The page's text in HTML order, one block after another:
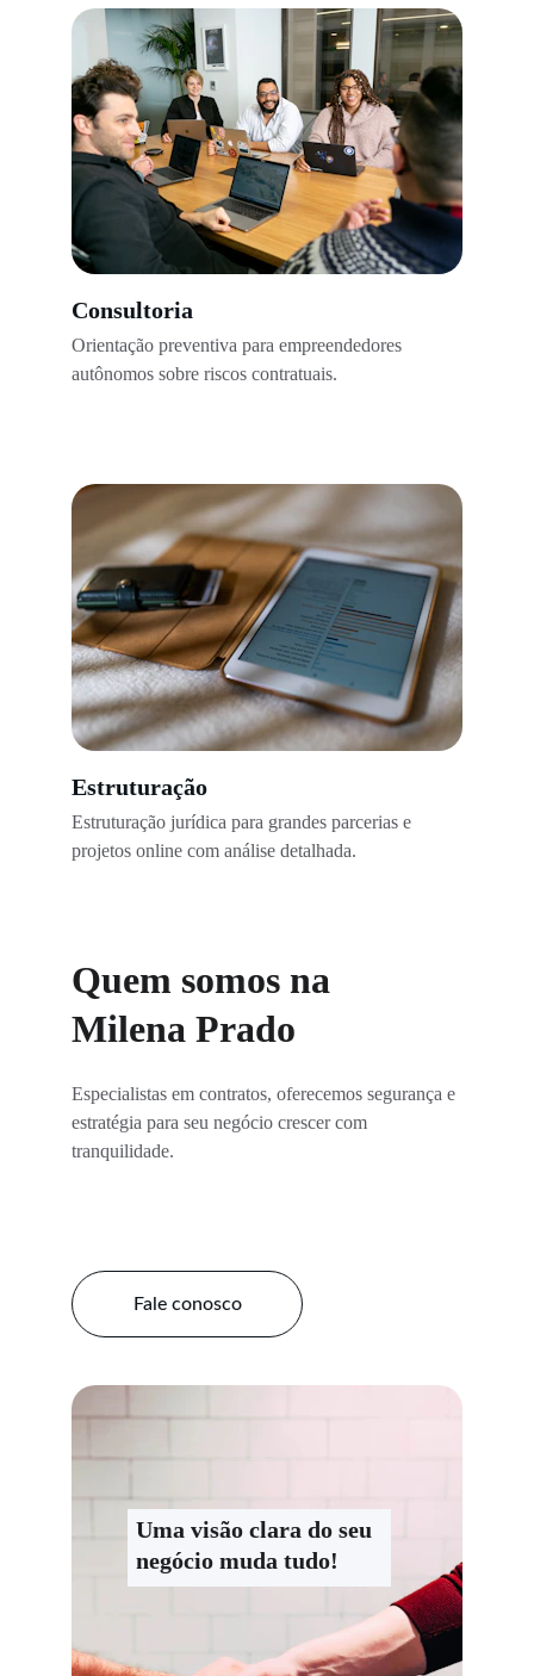
Consultoria
Orientação preventiva para empreendedores
autônomos sobre riscos contratuais.
Estruturação jurídica para grandes parcerias e
projetos online com análise detalhada.
Estruturação
Quem somos na
Milena Prado
Especialistas em contratos, oferecemos segurança e
estratégia para seu negócio crescer com
tranquilidade.
Uma visão clara do seu
negócio muda tudo!
Fale conosco